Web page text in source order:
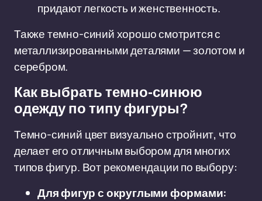
придают легкость и женственность.
Также темно-синий хорошо смотрится с
металлизированными деталями — золотом и
серебром.
Как выбрать темно-синюю
одежду по типу фигуры?
Темно-синий цвет визуально стройнит, что
делает его отличным выбором для многих
типов фигур. Вот рекомендации по выбору:
Для фигур с округлыми формами: